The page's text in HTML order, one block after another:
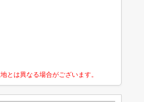
とは異なる場合がございます。